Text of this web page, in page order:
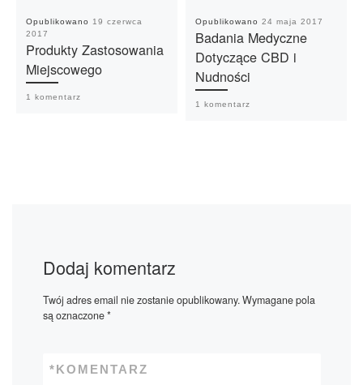
Opublikowano
19 czerwca
2017
Produkty Zastosowania
Miejscowego
1 komentarz
Opublikowano 24 maja 2017
Badania Medyczne
Dotyczące CBD i
Nudności
1 komentarz
Dodaj komentarz
Twój adres email nie zostanie opublikowany.Wymagane pola
są oznaczone*
KOMENTARZ
*